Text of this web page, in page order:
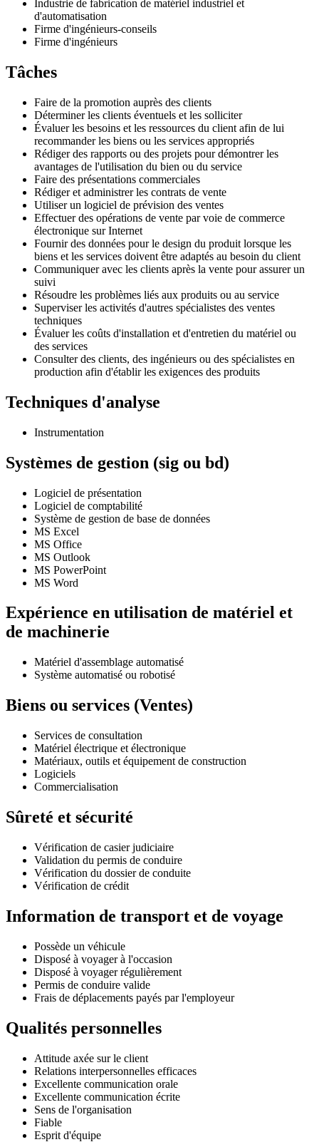
Industrie de fabrication de matériel industriel et
d'automatisation
Firme d'ingénieurs-conseils
Firme d'ingénieurs
Tâches
Faire de la promotion auprès des clients
Déterminer les clients éventuels et les solliciter
Évaluer les besoins et les ressources du client afin de lui
recommander les biens ou les services appropriés
Rédiger des rapports ou des projets pour démontrer les
avantages de l'utilisation du bien ou du service
Faire des présentations commerciales
Rédiger et administrer les contrats de vente
Utiliser un logiciel de prévision des ventes
Effectuer des opérations de vente par voie de commerce
électronique sur Internet
Fournir des données pour le design du produit lorsque les
biens et les services doivent être adaptés au besoin du client
Communiquer avec les clients après la vente pour assurer un
suivi
Résoudre les problèmes liés aux produits ou au service
Superviser les activités d'autres spécialistes des ventes
techniques
Évaluer les coûts d'installation et d'entretien du matériel ou
des services
Consulter des clients, des ingénieurs ou des spécialistes en
production afin d'établir les exigences des produits
Techniques d'analyse
Instrumentation
Systèmes de gestion (sig ou bd)
Logiciel de présentation
Logiciel de comptabilité
Système de gestion de base de données
MS Excel
MS Office
MS Outlook
MS PowerPoint
MS Word
Expérience en utilisation de matériel et
de machinerie
Matériel d'assemblage automatisé
Système automatisé ou robotisé
Biens ou services (Ventes)
Services de consultation
Matériel électrique et électronique
Matériaux, outils et équipement de construction
Logiciels
Commercialisation
Sûreté et sécurité
Vérification de casier judiciaire
Validation du permis de conduire
Vérification du dossier de conduite
Vérification de crédit
Information de transport et de voyage
Possède un véhicule
Disposé à voyager à l'occasion
Disposé à voyager régulièrement
Permis de conduire valide
Frais de déplacements payés par l'employeur
Qualités personnelles
Attitude axée sur le client
Relations interpersonnelles efficaces
Excellente communication orale
Excellente communication écrite
Sens de l'organisation
Fiable
Esprit d'équipe